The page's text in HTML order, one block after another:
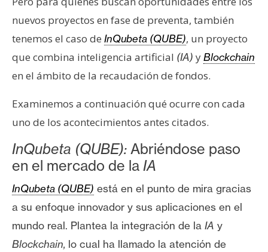
i
s
N
o
a
s
d
e
P
r
e
n
s
a
nuevos proyectos en fase de preventa, también
tenemos el caso de InQubeta (QUBE), un proyecto
que combina inteligencia artificial (IA) yBlockchain
en el ámbito de la recaudación de fondos.
Examinemos a continuación qué ocurre con cada
uno de los acontecimientos antes citados.
InQubeta (QUBE): Abriéndose paso
en el mercado de la IA
InQubeta (QUBE) está en el punto de mira gracias
a su enfoque innovador y sus aplicaciones en el
mundo real. Plantea la integración de la IA y
Blockchain, lo cual ha llamado la atención de